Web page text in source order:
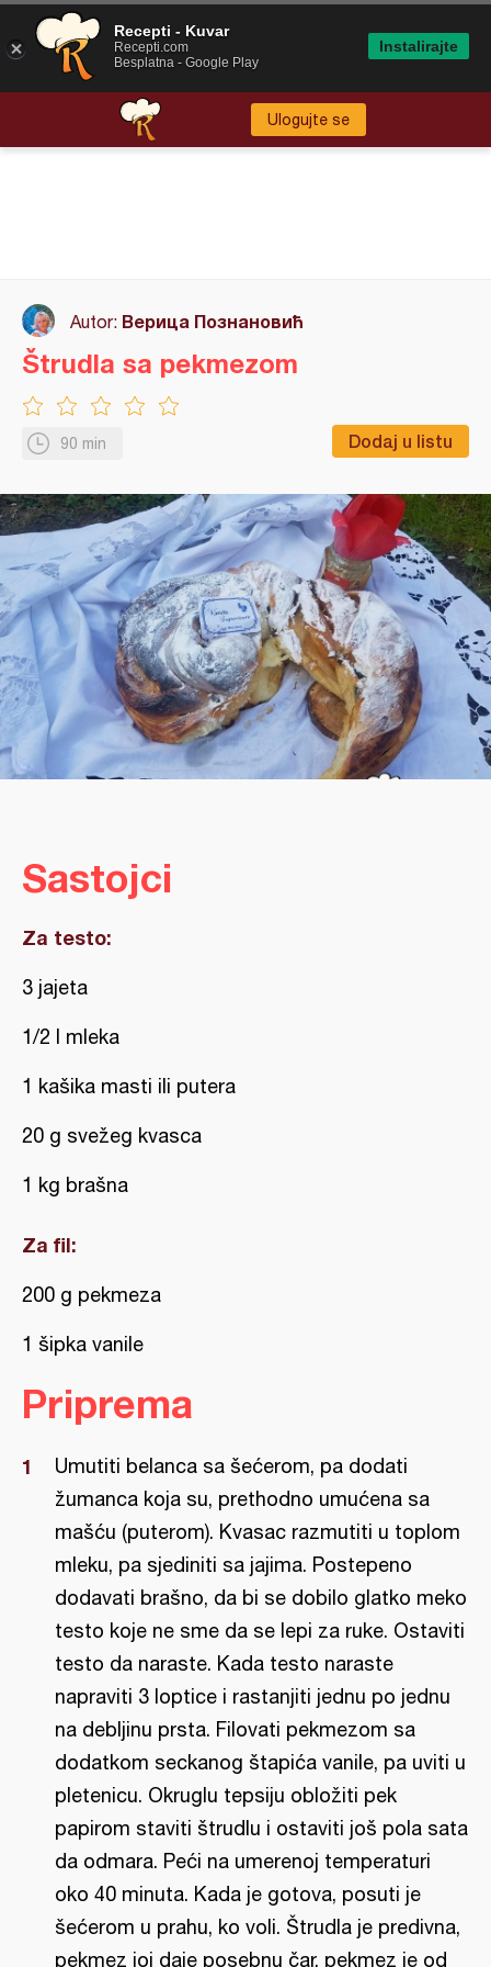
Ulogujte se
Autor: Верица Познановић
90 min Dodaj u listu
Štrudla sa pekmezom
Sastojci
Za testo:
3 jajeta
1/2 l mleka
1 kašika masti ili putera
20 g svežeg kvasca
1 kg brašna
Za fil:
200 g pekmeza
1 šipka vanile
Priprema
Umutiti belanca sa šećerom, pa dodati
žumanca koja su, prethodno umućena sa
mašću (puterom). Kvasac razmutiti u toplom
mleku, pa sjediniti sa jajima. Postepeno
dodavati brašno, da bi se dobilo glatko meko
testo koje ne sme da se lepi za ruke. Ostaviti
testo da naraste. Kada testo naraste
napraviti 3 loptice i rastanjiti jednu po jednu
na debljinu prsta. Filovati pekmezom sa
dodatkom seckanog štapića vanile, pa uviti u
pletenicu. Okruglu tepsiju obložiti pek
papirom staviti štrudlu i ostaviti još pola sata
da odmara. Peći na umerenoj temperaturi
oko 40 minuta. Kada je gotova, posuti je
šećerom u prahu, ko voli. Štrudla je predivna,
pekmez joj daje posebnu čar, pekmez je od
Recepti - Kuvar
Recepti.com
Besplatna - Google Play
Instalirajte